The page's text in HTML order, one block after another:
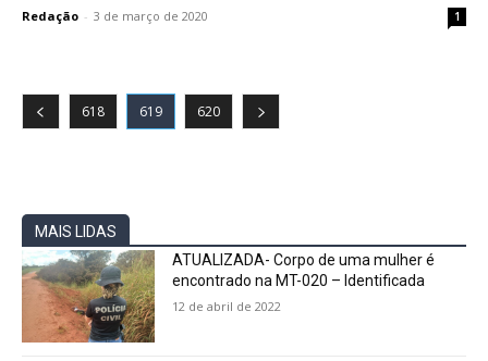
Redação - 3 de março de 2020 1
618 619 620
MAIS LIDAS
ATUALIZADA- Corpo de uma mulher é
encontrado na MT-020 – Identificada
12 de abril de 2022